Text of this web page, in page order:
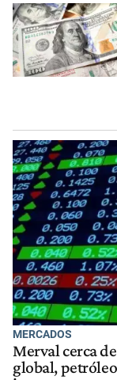
MERCADOS
Merval cerca
global,